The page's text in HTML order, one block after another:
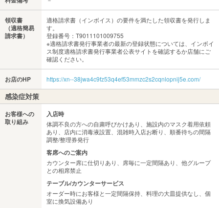
領収書
（適格簡易
請求書）
適格請求書（インボイス）の要件を満たした領収書を発行しま
す。
登録番号：T9011101009755
※適格請求書発行事業者の最新の登録状態については、インボイ
ス制度適格請求書発行事業者公表サイトを確認するか店舗にご
確認ください。
お店のHP https://xn--38jwa4c9fz53q4ef53mmzc2s2cqnlopnij5e.com/
感染症対策
お客様への
取り組み
入店時
体調不良の方への自粛呼びかけあり、施設内のマスク着用依頼
あり、店内に消毒液設置、混雑時入店お断り、順番待ちの間隔
調整/整理券発行
客席へのご案内
カウンター席に仕切りあり、席毎に一定間隔あり、他グループ
との相席禁止
テーブル/カウンターサービス
オーダー時にお客様と一定間隔保持、料理の大皿提供なし、個
室に換気設備あり